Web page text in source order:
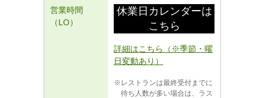
営業時間
（LO）
休業日カレンダーは
こちら
詳細はこちら（※季節・曜
日変動あり）
レストランは最終受付までに
待ち人数が多い場合は、ラス